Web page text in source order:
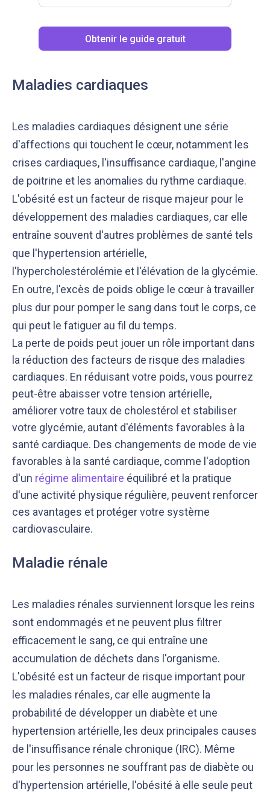
Obtenir le guide gratuit
Maladies cardiaques
Les maladies cardiaques désignent une série
d'affections qui touchent le cœur, notamment les
crises cardiaques, l'insuffisance cardiaque, l'angine
de poitrine et les anomalies du rythme cardiaque.
L'obésité est un facteur de risque majeur pour le
développement des maladies cardiaques, car elle
entraîne souvent d'autres problèmes de santé tels
que l'hypertension artérielle,
l'hypercholestérolémie et l'élévation de la glycémie.
En outre, l'excès de poids oblige le cœur à travailler
plus dur pour pomper le sang dans tout le corps, ce
qui peut le fatiguer au fil du temps.
La perte de poids peut jouer un rôle important dans
la réduction des facteurs de risque des maladies
cardiaques. En réduisant votre poids, vous pourrez
peut-être abaisser votre tension artérielle,
améliorer votre taux de cholestérol et stabiliser
votre glycémie, autant d'éléments favorables à la
santé cardiaque. Des changements de mode de vie
favorables à la santé cardiaque, comme l'adoption
d'un régime alimentaire équilibré et la pratique
d'une activité physique régulière, peuvent renforcer
ces avantages et protéger votre système
cardiovasculaire.
Maladie rénale
Les maladies rénales surviennent lorsque les reins
sont endommagés et ne peuvent plus filtrer
efficacement le sang, ce qui entraîne une
accumulation de déchets dans l'organisme.
L'obésité est un facteur de risque important pour
les maladies rénales, car elle augmente la
probabilité de développer un diabète et une
hypertension artérielle, les deux principales causes
de l'insuffisance rénale chronique (IRC). Même
pour les personnes ne souffrant pas de diabète ou
d'hypertension artérielle, l'obésité à elle seule peut